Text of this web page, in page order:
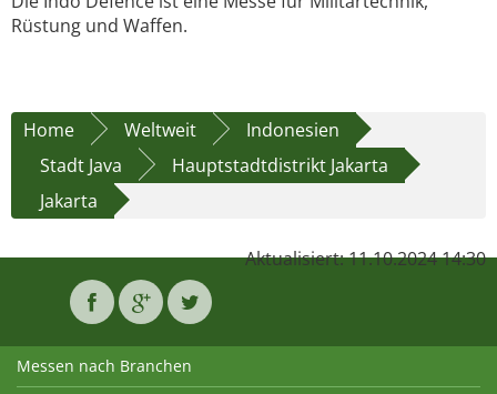
Rüstung und Waffen.
Home Weltweit
Indonesien
Stadt Java
Hauptstadtdistrikt Jakarta
Jakarta
Aktualisiert: 11.10.2024 14:30
Messen nach Branchen